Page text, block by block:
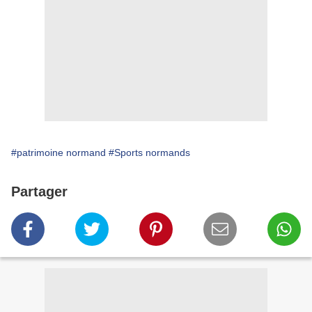
#patrimoine normand #Sports normands
Partager